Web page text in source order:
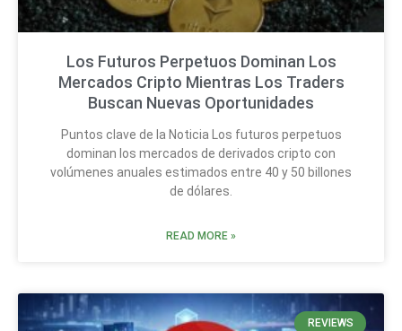
Los Futuros Perpetuos Dominan Los
Mercados Cripto Mientras Los Traders
Buscan Nuevas Oportunidades
Puntos clave de la Noticia Los futuros perpetuos
dominan los mercados de derivados cripto con
volúmenes anuales estimados entre 40 y 50 billones
de dólares.
READ MORE »
REVIEWS